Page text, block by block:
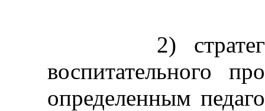
2) стратегия
воспитательного
определенным